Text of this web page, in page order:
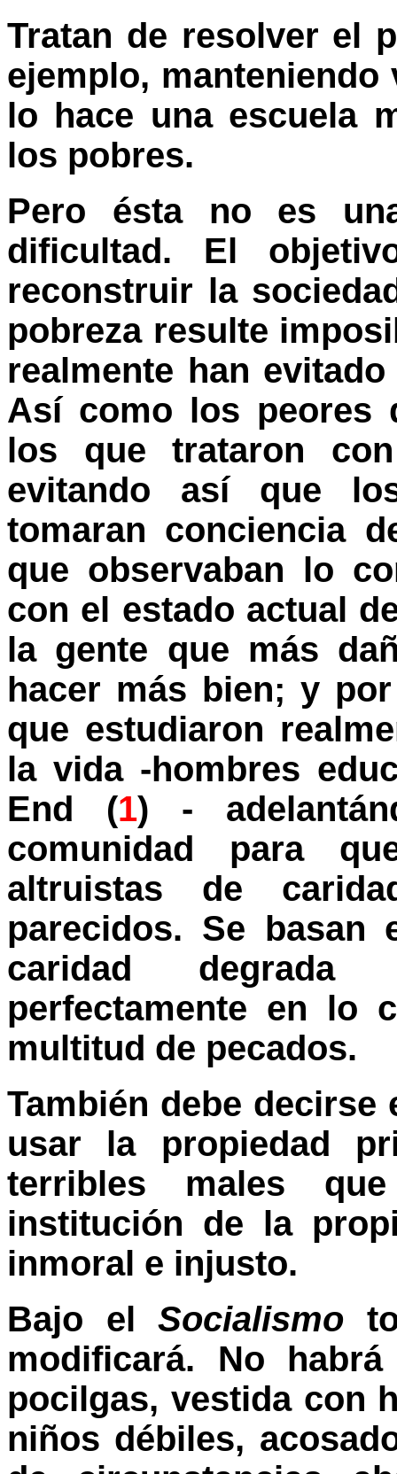
Tratan de resolver el
ejemplo,
lo hace una escuela
los pobres.
Pero ésta no es
dificultad. El
reconstruir la
pobreza resulte
realmente han
Así como los peores
los que trataron
evitando así que
tomaran conciencia
que observaban lo
con el estado actual
la gente que más
hacer más bien; y
que estudiaron
la vida -hombres
End (1) -
comunidad para
altruistas de
parecidos. Se
caridad degrada
perfectamente en lo
multitud de pecados.
También debe
usar la propiedad
terribles males
institución de la
inmoral e injusto.
Bajo elSocialismo
modificará. No
pocilgas, vestida con
niños débiles,